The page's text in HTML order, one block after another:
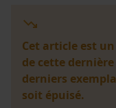
Cet article est
de cette
derniers
soit épuisé.